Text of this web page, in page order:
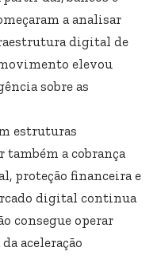
a analisar
digital de
elevou
sobre as
estruturas
a cobrança
proteção financeira e
digital continua
consegue operar
aceleração